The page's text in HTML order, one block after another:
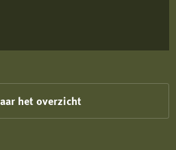
gebracht en ziet in de brede
het overzicht